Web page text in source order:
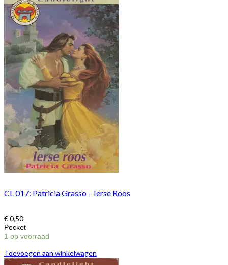
CL 017: Patricia Grasso – Ierse Roos
Pocket
€0,50
1 op voorraad
Toevoegen aan winkelwagen